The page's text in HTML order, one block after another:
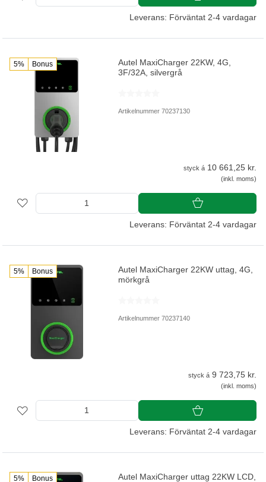
Leverans: Förväntat 2-4 vardagar
5% Bonus
Autel MaxiCharger 22KW, 4G,
3F/32A, silvergrå
Artikelnummer 70237130
styck á 10 661,25 kr.
(inkl. moms)
Leverans: Förväntat 2-4 vardagar
5% Bonus
Autel MaxiCharger 22KW uttag, 4G,
mörkgrå
Artikelnummer 70237140
styck á 9 723,75 kr.
(inkl. moms)
Leverans: Förväntat 2-4 vardagar
5% Bonus Autel MaxiCharger uttag 22KW LCD,